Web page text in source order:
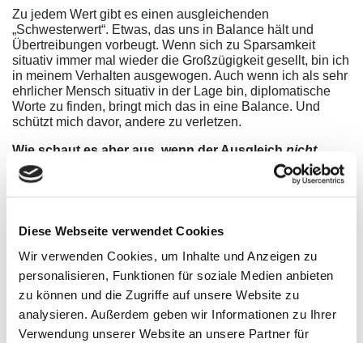
Diese Webseite verwendet Cookies
Wir verwenden Cookies, um Inhalte und Anzeigen zu
personalisieren, Funktionen für soziale Medien anbieten
zu können und die Zugriffe auf unsere Website zu
analysieren. Außerdem geben wir Informationen zu Ihrer
Verwendung unserer Website an unsere Partner für
Zu jedem Wert gibt es einen ausgleichenden
„Schwesterwert“. Etwas, das uns in Balance hält und
Übertreibungen vorbeugt. Wenn sich zu Sparsamkeit
situativ immer mal wieder die Großzügigkeit gesellt, bin ich
in meinem Verhalten ausgewogen. Auch wenn ich als sehr
ehrlicher Mensch situativ in der Lage bin, diplomatische
Worte zu finden, bringt mich das in eine Balance. Und
schützt mich davor, andere zu verletzen.
Wie schaut es aber aus, wenn der Ausgleich nicht
stattfindet?
Dazu ein aktuelles Beispiel aus meinem eigenen
Frau X, Personalentwicklerin aus dem Unternehmen Y,
strebt für interne Weiterbildungsmaßnahmen eine sehr
hohe Qualität an. Sie möchte sicherstellen, dass externe
Dienstleister keine Maßnahmen von der Stange liefern,
sondern sich inhaltlich zu 100% auf die speziellen
Bedürfnisse der Mitarbeitenden fokussieren. Auch an die
methodischen Kompetenzen stellt sie sehr hohe